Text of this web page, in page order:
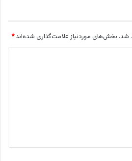
شد. بخش‌های موردنیاز علامت‌گذاری شده‌اند*